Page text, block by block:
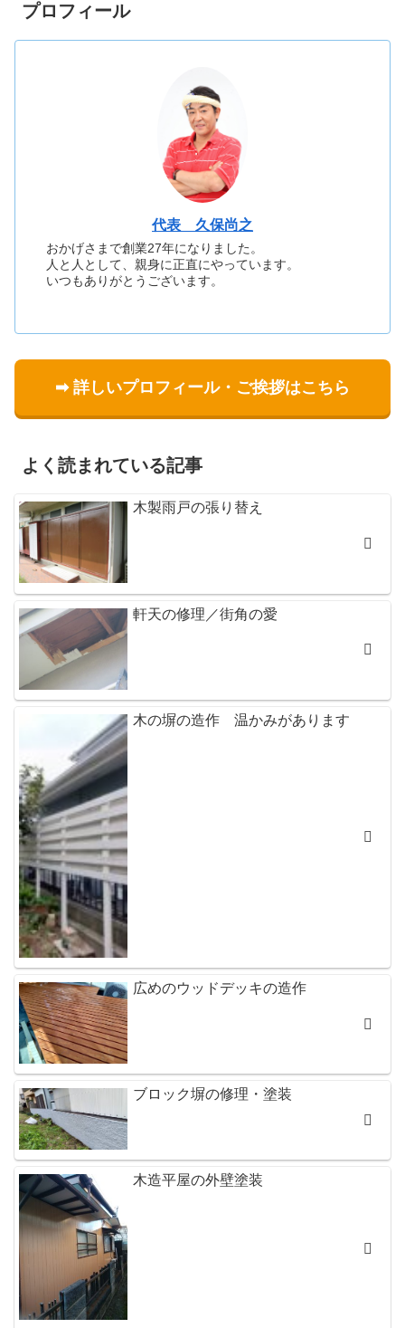
プロフィール
代表 久保尚之
おかげさまで創業27年になりました。
人と人として、親身に正直にやっています。
いつもありがとうございます。
➡ 詳しいプロフィール・ご挨拶はこちら
よく読まれている記事
木製雨戸の張り替え
軒天の修理／街角の愛
木の塀の造作 温かみがあります
広めのウッドデッキの造作
ブロック塀の修理・塗装
木造平屋の外壁塗装